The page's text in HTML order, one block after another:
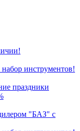
инструментов!
праздники
"БАЗ" с